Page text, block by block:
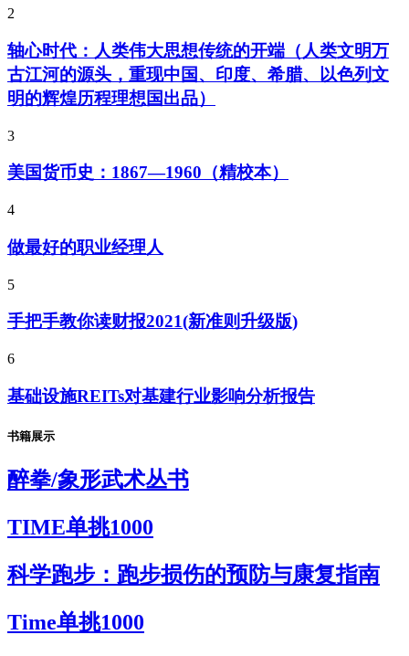
2
轴心时代：人类伟大思想传统的开端（人类文明万
古江河的源头，重现中国、印度、希腊、以色列文
明的辉煌历程理想国出品）
3
美国货币史：1867—1960（精校本）
4
做最好的职业经理人
5
手把手教你读财报2021(新准则升级版)
6
基础设施REITs对基建行业影响分析报告
书籍展示
醉拳/象形武术丛书
TIME单挑1000
科学跑步：跑步损伤的预防与康复指南
Time单挑1000